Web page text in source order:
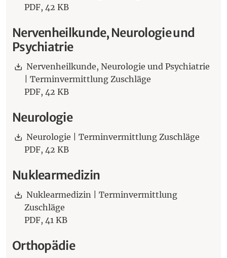
PDF, 42 KB
Nervenheilkunde, Neurologie und
Psychiatrie
Download:
Nervenheilkunde, Neurologie und Psychiatrie
| Terminvermittlung Zuschläge
PDF, 42 KB
Neurologie
Download:
Neurologie | Terminvermittlung Zuschläge
PDF, 42 KB
Nuklearmedizin
Download:
Nuklearmedizin | Terminvermittlung
Zuschläge
PDF, 41 KB
Orthopädie